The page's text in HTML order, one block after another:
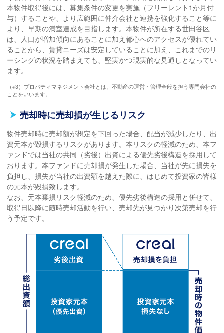
本物件取得後には、募集条件の変更を実施（フリーレント1か月付
与）することや、より広範囲に仲介会社と連携を強化すること等に
より、早期の満室達成を目指します。本物件が所在する世田谷区
は、人口が増加傾向にあることに加え都心へのアクセスが優れてい
ることから、賃貸ニーズは安定していることに加え、これまでのリ
ーシングの状況を踏まえても、堅実かつ現実的な見通しとなってい
ます。
（※3）プロパティマネジメント会社とは、不動産の運営・管理全般を担う専門会社の
ことをいいます。
売却時に売却損が生じるリスク
物件売却時に売却額が想定を下回った場合、配当が減少したり、出
資元本が毀損するリスクがあります。本リスクの軽減のため、本フ
ァンドでは当社の共同（劣後）出資による優先劣後構造を採用して
おります。本ファンドに売却損が発生した場合、当社が先に損失を
負担し、損失が当社の出資額を越えた際に、はじめて投資家の皆様
の元本が毀損致します。
なお、元本棄損リスク軽減のため、優先劣後構造の採用と併せて、
取得日以降に随時売却活動を行い、売却先が見つかり次第売却を行
う予定です。